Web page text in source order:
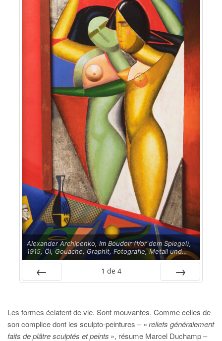
Alexander Archipenko, Im Boudoir (Vor dem Spiegel),
1915, Öl, Gouache, Graphit, Fotografie, Metall und
Holz auf Holzplatte, 45,7 x 30,5 cm, Philadelphia
Museum of Art: Gift of Christian Brinton, 1941- 79-119
© Estate of Alexander Archipenko / VG Bild-Kunst,
Bonn 2026
1 de 4
Les formes éclatent de vie. Sont mouvantes. Comme celles de
son complice dont les sculpto-peintures – «reliefs généralement
faits de plâtre sculptés et peints », résume Marcel Duchamp –